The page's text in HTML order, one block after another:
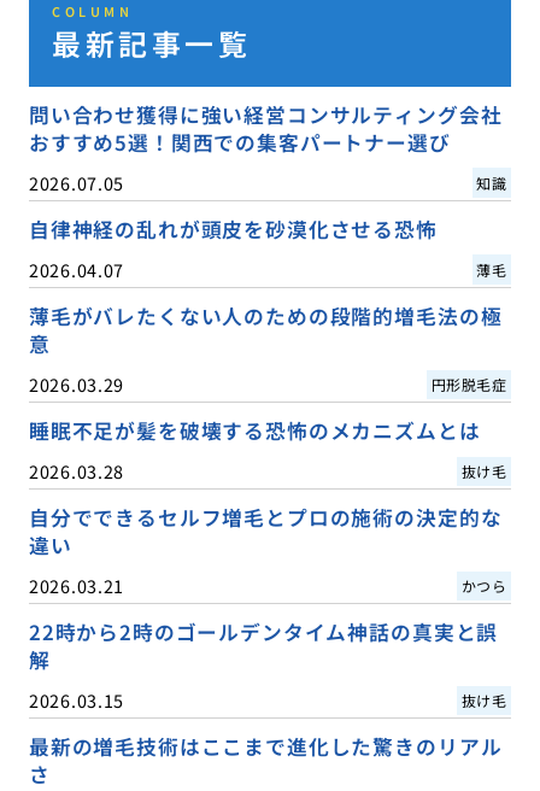
COLUMN
最新記事一覧
問い合わせ獲得に強い経営コンサルティング会社
おすすめ5選！関西での集客パートナー選び
2026.07.05 知識
自律神経の乱れが頭皮を砂漠化させる恐怖
2026.04.07 薄毛
薄毛がバレたくない人のための段階的増毛法の極
意
2026.03.29 円形脱毛症
睡眠不足が髪を破壊する恐怖のメカニズムとは
2026.03.28 抜け毛
自分でできるセルフ増毛とプロの施術の決定的な
違い
2026.03.21 かつら
22時から2時のゴールデンタイム神話の真実と誤
解
2026.03.15 抜け毛
最新の増毛技術はここまで進化した驚きのリアル
さ